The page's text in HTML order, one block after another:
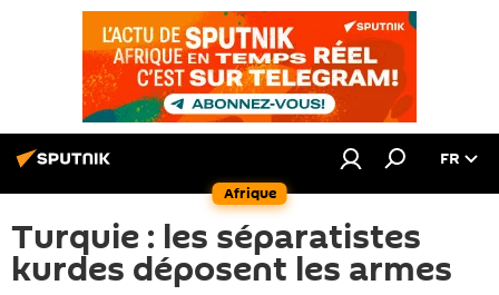
Afrique
FR
Turquie : les séparatistes
kurdes déposent les armes